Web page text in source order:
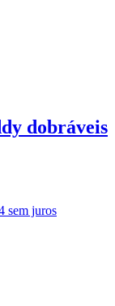
dobráveis
sem juros